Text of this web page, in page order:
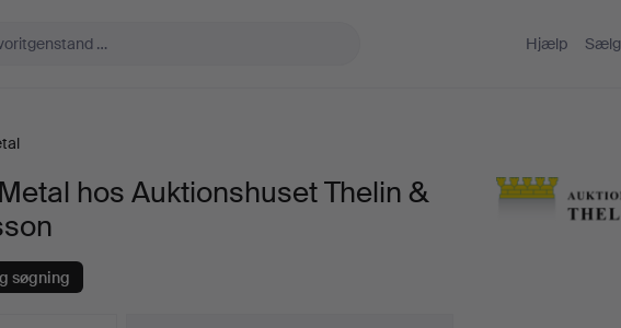
Hjælp Sælg
hos Auktionshuset Thelin &
søgning